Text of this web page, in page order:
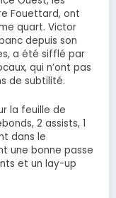
Fouettard, ont
quart. Victor
depuis son
a été sifflé par
qui n’ont pas
de subtilité.
la feuille de
2 assists, 1
dans le
une bonne passe
et un lay-up